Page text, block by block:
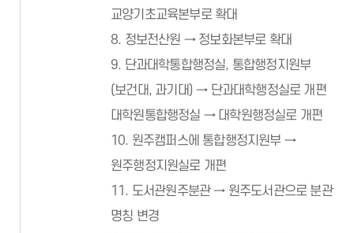
교양기초교육본부로 확대
8. 정보전산원 → 정보화본부로 확대
9. 단과대학통합행정실, 통합행정지원부
(보건대, 과기대) → 단과대학행정실로 개편
대학원통합행정실 → 대학원행정실로 개편
10. 원주캠퍼스에 통합행정지원부 →
원주행정지원실로 개편
11. 도서관원주분관 → 원주도서관으로 분관
명칭 변경